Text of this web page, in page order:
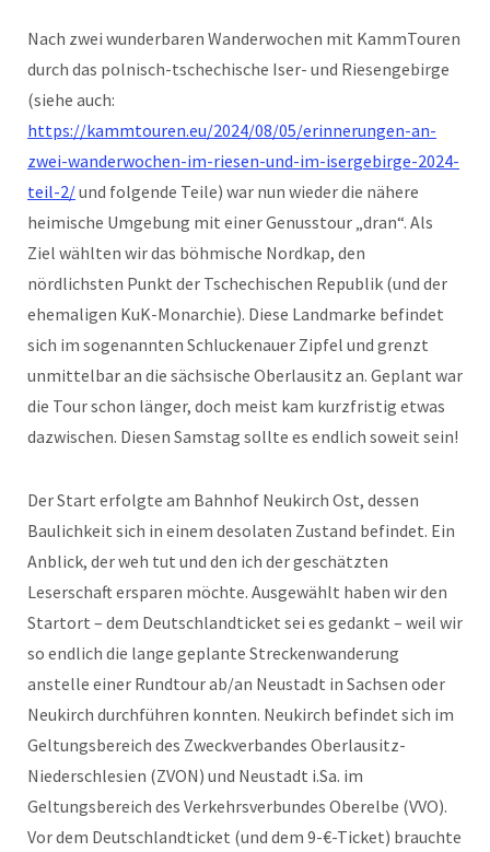
Nach zwei wunderbaren Wanderwochen mit KammTouren
durch das polnisch-tschechische Iser- und Riesengebirge
(siehe auch:
https://kammtouren.eu/2024/08/05/erinnerungen-an-
zwei-wanderwochen-im-riesen-und-im-isergebirge-2024-
teil-2/und folgende Teile) war nun wieder die nähere
heimische Umgebung mit einer Genusstour „dran“. Als
Ziel wählten wir das böhmische Nordkap, den
nördlichsten Punkt der Tschechischen Republik (und der
ehemaligen KuK-Monarchie). Diese Landmarke befindet
sich im sogenannten Schluckenauer Zipfel und grenzt
unmittelbar an die sächsische Oberlausitz an. Geplant war
die Tour schon länger, doch meist kam kurzfristig etwas
dazwischen. Diesen Samstag sollte es endlich soweit sein!
Der Start erfolgte am Bahnhof Neukirch Ost, dessen
Baulichkeit sich in einem desolaten Zustand befindet. Ein
Anblick, der weh tut und den ich der geschätzten
Leserschaft ersparen möchte. Ausgewählt haben wir den
Startort – dem Deutschlandticket sei es gedankt – weil wir
so endlich die lange geplante Streckenwanderung
anstelle einer Rundtour ab/an Neustadt in Sachsen oder
Neukirch durchführen konnten. Neukirch befindet sich im
Geltungsbereich des Zweckverbandes Oberlausitz-
Niederschlesien (ZVON) und Neustadt i.Sa. im
Geltungsbereich des Verkehrsverbundes Oberelbe (VVO).
Vor dem Deutschlandticket (und dem 9-€-Ticket) brauchte